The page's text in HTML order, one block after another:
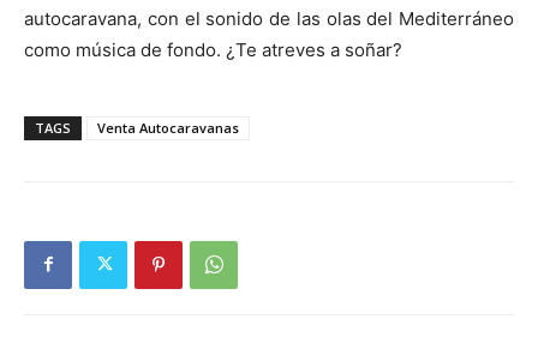
autocaravana, con el sonido de las olas del Mediterráneo
como música de fondo. ¿Te atreves a soñar?
TAGS Venta Autocaravanas